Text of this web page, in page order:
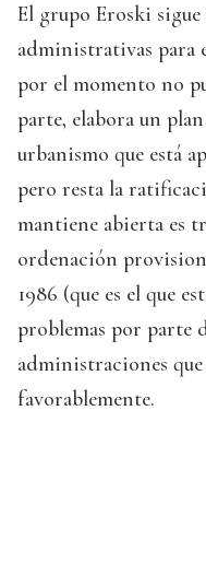
El grupo Eroski
administrativas para
por el momento no
parte, elabora un
urbanismo que está
pero resta la
mantiene abierta es
ordenación
1986 (que es el que
problemas por parte
administraciones
favorablemente.